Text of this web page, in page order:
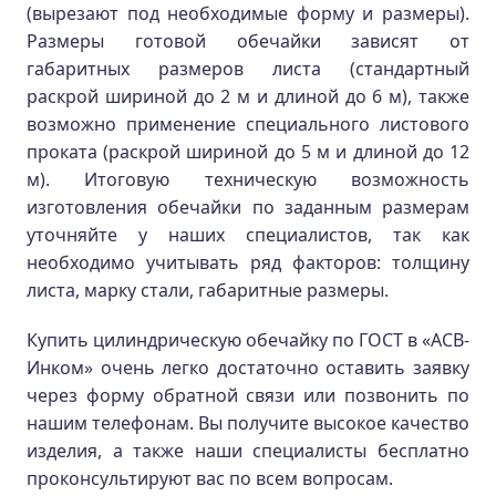
(вырезают под необходимые форму и размеры).
Размеры готовой обечайки зависят от
габаритных размеров листа (стандартный
раскрой шириной до 2 м и длиной до 6 м), также
возможно применение специального листового
проката (раскрой шириной до 5 м и длиной до 12
м). Итоговую техническую возможность
изготовления обечайки по заданным размерам
уточняйте у наших специалистов, так как
необходимо учитывать ряд факторов: толщину
листа, марку стали, габаритные размеры.
Купить цилиндрическую обечайку по ГОСТ в «АСВ-
Инком» очень легко достаточно оставить заявку
через форму обратной связи или позвонить по
нашим телефонам. Вы получите высокое качество
изделия, а также наши специалисты бесплатно
проконсультируют вас по всем вопросам.